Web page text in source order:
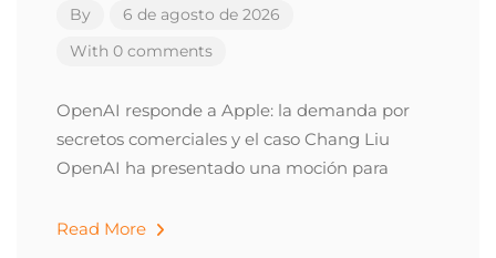
By
6 de agosto de 2026
With 0 comments
OpenAI responde a Apple: la demanda por
secretos comerciales y el caso Chang Liu
OpenAI ha presentado una moción para
Read More